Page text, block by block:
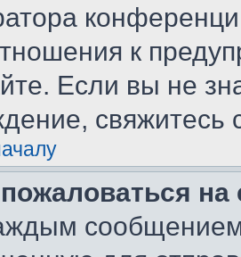
к
Если вы не
сообщением